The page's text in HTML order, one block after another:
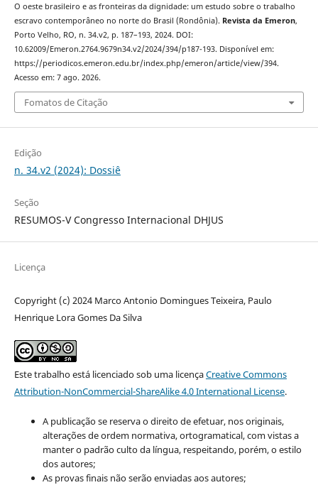
O oeste brasileiro e as fronteiras da dignidade: um estudo sobre o trabalho
escravo contemporâneo no norte do Brasil (Rondônia). Revista da Emeron,
Porto Velho, RO, n. 34.v2, p. 187–193, 2024. DOI:
10.62009/Emeron.2764.9679n34.v2/2024/394/p187-193. Disponível em:
https://periodicos.emeron.edu.br/index.php/emeron/article/view/394.
Acesso em: 7 ago. 2026.
Fomatos de Citação
Edição
n. 34.v2 (2024): Dossiê
Seção
RESUMOS-V Congresso Internacional DHJUS
Licença
Copyright (c) 2024 Marco Antonio Domingues Teixeira, Paulo
Henrique Lora Gomes Da Silva
Este trabalho está licenciado sob uma licençaCreative Commons
Attribution-NonCommercial-ShareAlike 4.0 International License.
A publicação se reserva o direito de efetuar, nos originais,
alterações de ordem normativa, ortogramatical, com vistas a
manter o padrão culto da língua, respeitando, porém, o estilo
dos autores;
As provas finais não serão enviadas aos autores;